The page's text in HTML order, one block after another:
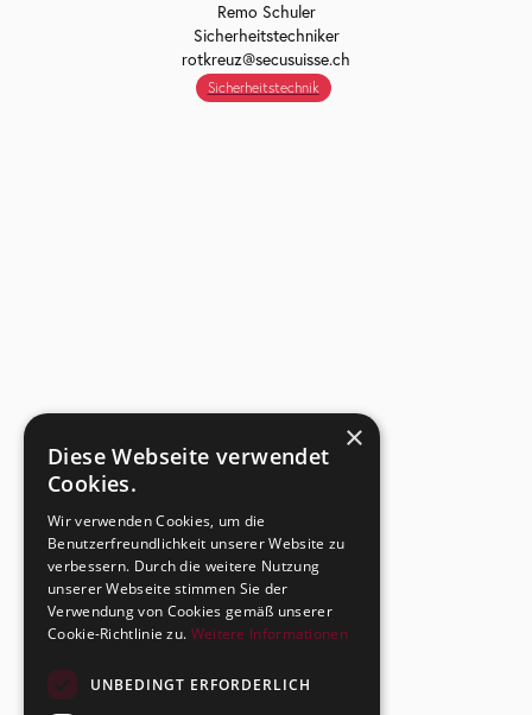
Remo Schuler
Sicherheitstechniker
rotkreuz@secusuisse.ch
Sicherheitstechnik
×
Diese Webseite verwendet
Cookies.
Wir verwenden Cookies, um die
Benutzerfreundlichkeit unserer Website zu
verbessern. Durch die weitere Nutzung
unserer Webseite stimmen Sie der
Verwendung von Cookies gemäß unserer
Cookie-Richtlinie zu. Weitere Informationen
UNBEDINGT ERFORDERLICH